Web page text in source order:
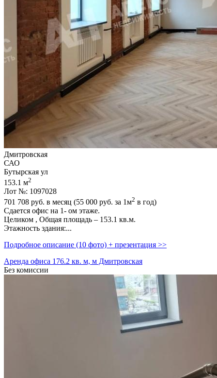
Дмитровская
САО
Бутырская ул
153.1 м2
Лот №: 1097028
701 708 руб. в месяц (55 000 руб. за 1м2 в год)
Сдается офис на 1- ом этаже.
Целиком ,­ Общая площадь – 153.1 кв.м.
Этажность здания:...
Подробное описание (10 фото) + презентация >>
Аренда офиса 176.2 кв. м, м Дмитровская
Без комиссии